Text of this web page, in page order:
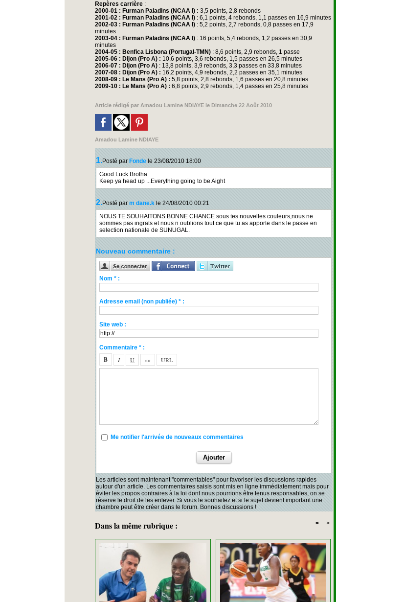
Repères carrière :
2000-01 : Furman Paladins (NCAA I) : 3,5 points, 2,8 rebonds
2001-02 : Furman Paladins (NCAA I) : 6,1 points, 4 rebonds, 1,1 passes en 16,9 minutes
2002-03 : Furman Paladins (NCAA I) : 5,2 points, 2,7 rebonds, 0,8 passes en 17,9
minutes
2003-04 : Furman Paladins (NCAA I) : 16 points, 5,4 rebonds, 1,2 passes en 30,9
minutes
2004-05 : Benfica Lisbona (Portugal-TMN) : 8,6 points, 2,9 rebonds, 1 passe
2005-06 : Dijon (Pro A) : 10,6 points, 3,6 rebonds, 1,5 passes en 26,5 minutes
2006-07 : Dijon (Pro A) : 13,8 points, 3,9 rebonds, 3,3 passes en 33,8 minutes
2007-08 : Dijon (Pro A) : 16,2 points, 4,9 rebonds, 2,2 passes en 35,1 minutes
2008-09 : Le Mans (Pro A) : 5,8 points, 2,8 rebonds, 1,6 passes en 20,8 minutes
2009-10 : Le Mans (Pro A) : 6,8 points, 2,9 rebonds, 1,4 passes en 25,8 minutes
Article rédigé par Amadou Lamine NDIAYE le Dimanche 22 Août 2010
Amadou Lamine NDIAYE
1.Posté par Fonde le 23/08/2010 18:00
Good Luck Brotha
Keep ya head up ...Everything going to be Aight
2.Posté parm dane.k le 24/08/2010 00:21
NOUS TE SOUHAITONS BONNE CHANCE sous tes nouvelles couleurs,nous ne
sommes pas ingrats et nous n oublions tout ce que tu as apporte dans le passe en
selection nationale de SUNUGAL.
Nouveau commentaire :
Nom * :
Adresse email (non publiée) * :
Site web :
Commentaire * :
Me notifier l'arrivée de nouveaux commentaires
Les articles sont maintenant "commentables" pour favoriser les discussions rapides
autour d'un article. Les commentaires saisis sont mis en ligne immédiatement mais pour
éviter les propos contraires à la loi dont nous pourrions être tenus responsables, on se
réserve le droit de les enlever. Si vous le souhaitez et si le sujet devient important une
chambre peut être créer dans le forum. Bonnes discussions !
Dans la même rubrique : < >